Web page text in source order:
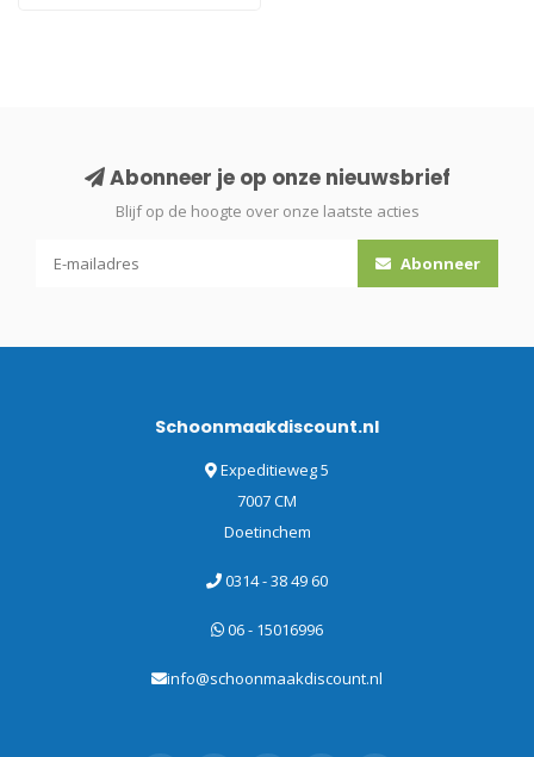
Abonneer je op onze nieuwsbrief
Blijf op de hoogte over onze laatste acties
Abonneer
Schoonmaakdiscount.nl
Expeditieweg 5
7007 CM
Doetinchem
0314 - 38 49 60
06 - 15016996
info@schoonmaakdiscount.nl